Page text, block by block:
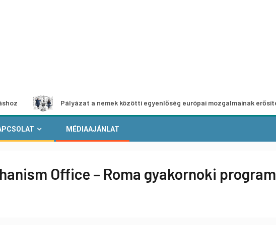
Pályázat a nemek közötti egyenlőség európai mozgalmainak erősítésére
MÉDIAAJÁNLAT
Office – Roma gyakornoki program